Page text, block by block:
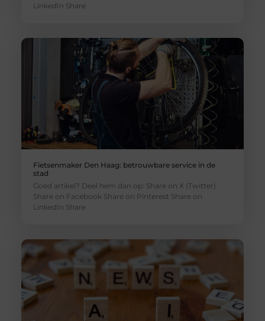
LinkedIn Share
Fietsenmaker Den Haag: betrouwbare service in de
stad
Goed artikel? Deel hem dan op: Share on X (Twitter)
Share on Facebook Share on Pinterest Share on
LinkedIn Share